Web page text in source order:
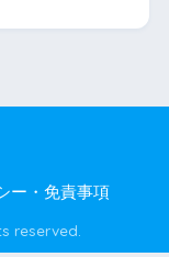
ー・免責事項
reserved.